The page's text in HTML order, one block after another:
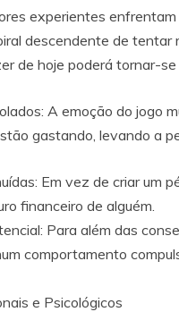
experientes
descendente de tentar
de hoje poderá tornar-
A emoção do jogo
gastando, levando a
Em vez de criar um
financeiro de alguém.
Para além das
comportamento
e Psicológicos